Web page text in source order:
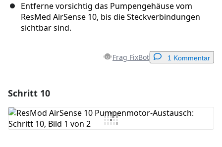
Entferne vorsichtig das Pumpengehäuse vom
ResMed AirSense 10, bis die Steckverbindungen
sichtbar sind.
Frag FixBot 1 Kommentar
Kommentar hinzufügen
Schritt 10